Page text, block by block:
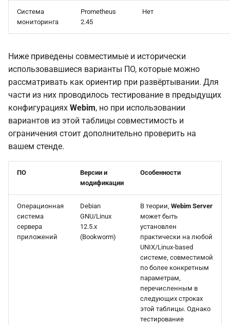
Система
мониторинга
Prometheus
2.45
Нет
Ниже приведены совместимые и исторически
использовавшиеся варианты ПО, которые можно
рассматривать как ориентир при развёртывании. Для
части из них проводилось тестирование в предыдущих
конфигурациях Webim, но при использовании
вариантов из этой таблицы совместимость и
ограничения стоит дополнительно проверить на
вашем стенде.
ПО
Версии и
модификации
Особенности
Операционная
система
сервера
приложений
Debian
GNU/Linux
12.5.x
(Bookworm)
В теории, Webim Server
может быть
установлен
практически на любой
UNIX/Linux-based
системе, совместимой
по более конкретным
параметрам,
перечисленным в
следующих строках
этой таблицы. Однако
тестирование